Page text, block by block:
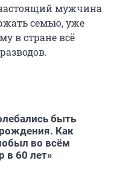
мужчина
семью, уже
в стране всё
быть
Как
во всём
в 60 лет»